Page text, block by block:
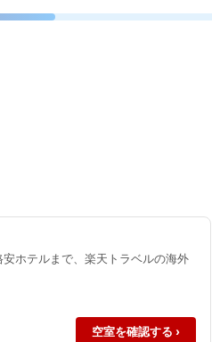
ホテルまで、楽天トラベルの海外
空室を確認する ›